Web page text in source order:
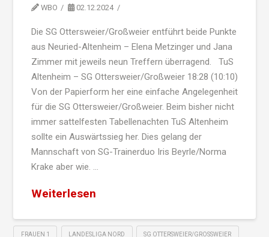
WBO 02.12.2024
Die SG Ottersweier/Großweier entführt beide Punkte
aus Neuried-Altenheim – Elena Metzinger und Jana
Zimmer mit jeweils neun Treffern überragend. TuS
Altenheim – SG Ottersweier/Großweier 18:28 (10:10)
Von der Papierform her eine einfache Angelegenheit
für die SG Ottersweier/Großweier. Beim bisher nicht
immer sattelfesten Tabellenachten TuS Altenheim
sollte ein Auswärtssieg her. Dies gelang der
Mannschaft von SG-Trainerduo Iris Beyrle/Norma
Krake aber wie. …
Weiterlesen
FRAUEN 1 LANDESLIGA NORD SG OTTERSWEIER/GROSSWEIER